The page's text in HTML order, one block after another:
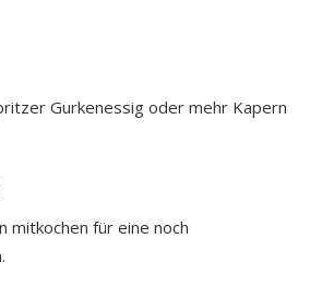
Gurkenessig oder mehr Kapern
für eine noch